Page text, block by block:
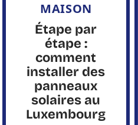
MAISON
Étape par
étape :
comment
installer des
panneaux
solaires au
Luxembourg